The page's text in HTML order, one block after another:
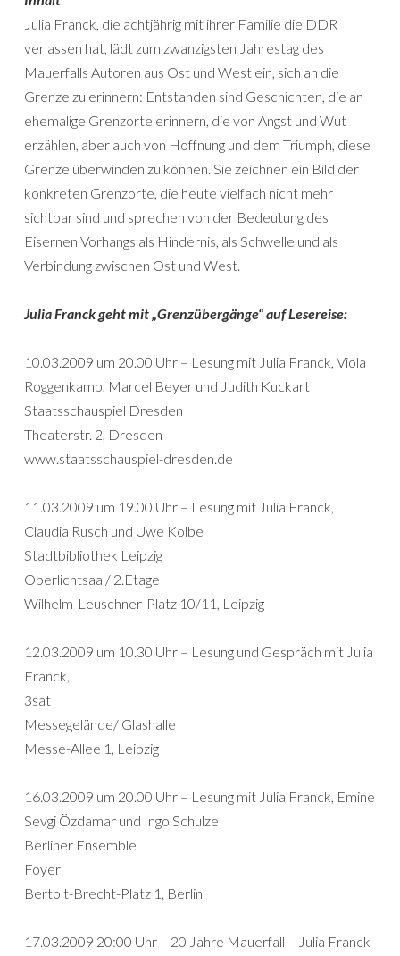
Julia Franck, die achtjährig mit ihrer Familie die DDR
verlassen hat, lädt zum zwanzigsten Jahrestag des
Mauerfalls Autoren aus Ost und West ein, sich an die
Grenze zu erinnern: Entstanden sind Geschichten, die an
ehemalige Grenzorte erinnern, die von Angst und Wut
erzählen, aber auch von Hoffnung und dem Triumph, diese
Grenze überwinden zu können. Sie zeichnen ein Bild der
konkreten Grenzorte, die heute vielfach nicht mehr
sichtbar sind und sprechen von der Bedeutung des
Eisernen Vorhangs als Hindernis, als Schwelle und als
Verbindung zwischen Ost und West.
Julia Franck geht mit „Grenzübergänge“ auf Lesereise:
10.03.2009 um 20.00 Uhr – Lesung mit Julia Franck, Viola
Roggenkamp, Marcel Beyer und Judith Kuckart
Staatsschauspiel Dresden
Theaterstr. 2, Dresden
www.staatsschauspiel-dresden.de
11.03.2009 um 19.00 Uhr – Lesung mit Julia Franck,
Claudia Rusch und Uwe Kolbe
Stadtbibliothek Leipzig
Oberlichtsaal/ 2.Etage
Wilhelm-Leuschner-Platz 10/11, Leipzig
12.03.2009 um 10.30 Uhr – Lesung und Gespräch mit Julia
Franck,
3sat
Messegelände/ Glashalle
Messe-Allee 1, Leipzig
16.03.2009 um 20.00 Uhr – Lesung mit Julia Franck, Emine
Sevgi Özdamar und Ingo Schulze
Berliner Ensemble
Foyer
Bertolt-Brecht-Platz 1, Berlin
17.03.2009 20:00 Uhr – 20 Jahre Mauerfall – Julia Franck